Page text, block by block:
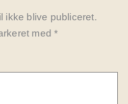
ikke blive publiceret.
med*